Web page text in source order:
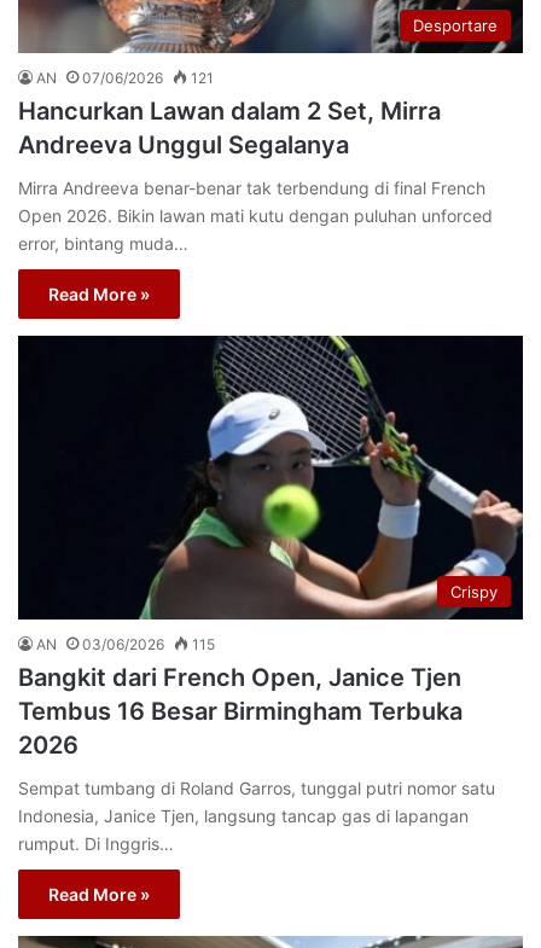
Desportare
AN 07/06/2026 121
Hancurkan Lawan dalam 2 Set, Mirra
Andreeva Unggul Segalanya
Mirra Andreeva benar-benar tak terbendung di final French
Open 2026. Bikin lawan mati kutu dengan puluhan unforced
error, bintang muda…
Read More »
Crispy
AN 03/06/2026 115
Bangkit dari French Open, Janice Tjen
Tembus 16 Besar Birmingham Terbuka
2026
Sempat tumbang di Roland Garros, tunggal putri nomor satu
Indonesia, Janice Tjen, langsung tancap gas di lapangan
rumput. Di Inggris…
Read More »